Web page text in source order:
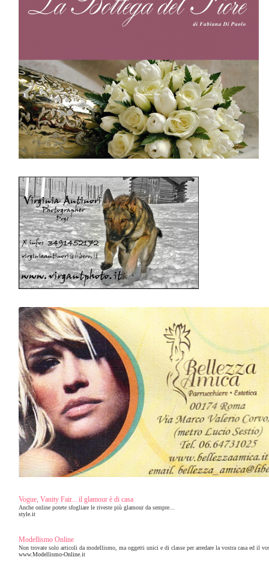
Vogue, Vanity Fair... il glamour è di casa
Anche online potete sfogliare le riveste più glamour da sempre...
style.it
Modellismo Online
Non trovate solo articoli da modellismo, ma oggetti unici e di classe per arredare la vostra casa ed il
www.Modellismo-Online.it